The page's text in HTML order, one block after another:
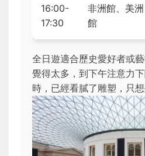
16:00-
17:30
非洲館、美洲
館
全日遊適合歷史愛好者或
覺得太多，到下午注意力
時，已經看膩了雕塑，只想